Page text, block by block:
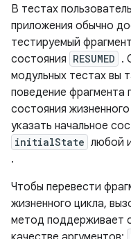
В тестах
приложения обычно
тестируемый
состояния RESUMED .
модульных тестах вы
поведение фрагмента
состояния
указать начальное
initialState любой
.
Чтобы перевести
жизненного цикла,
метод поддерживает